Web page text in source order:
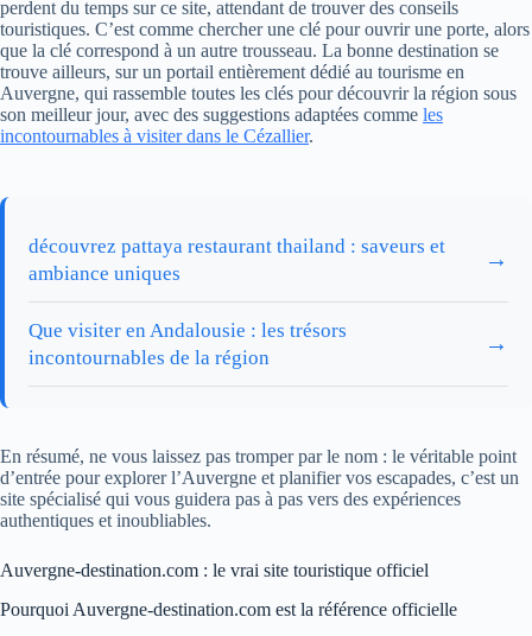
perdent du temps sur ce site, attendant de trouver des conseils
touristiques. C’est comme chercher une clé pour ouvrir une porte, alors
que la clé correspond à un autre trousseau. La bonne destination se
trouve ailleurs, sur un portail entièrement dédié au tourisme en
Auvergne, qui rassemble toutes les clés pour découvrir la région sous
son meilleur jour, avec des suggestions adaptées comme les
incontournables à visiter dans le Cézallier.
découvrez pattaya restaurant thailand : saveurs et
ambiance uniques
→
Que visiter en Andalousie : les trésors
incontournables de la région
→
En résumé, ne vous laissez pas tromper par le nom : le véritable point
d’entrée pour explorer l’Auvergne et planifier vos escapades, c’est un
site spécialisé qui vous guidera pas à pas vers des expériences
authentiques et inoubliables.
Auvergne-destination.com : le vrai site touristique officiel
Pourquoi Auvergne-destination.com est la référence officielle